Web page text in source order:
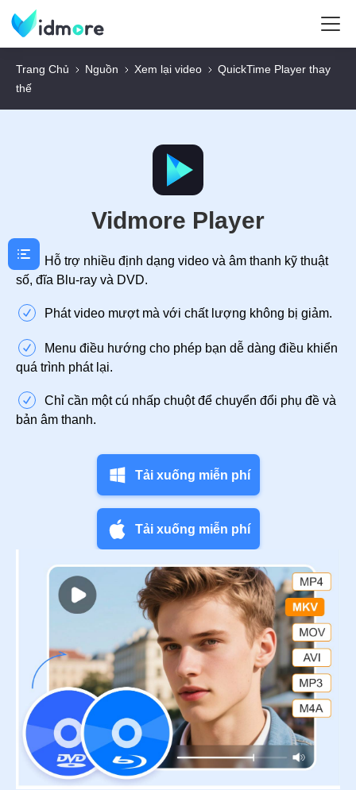
Trang Chủ Nguồn Xem lại video
QuickTime Player thay
thế
Vidmore Player
Hỗ trợ nhiều định dạng video và âm thanh kỹ thuật
số, đĩa Blu-ray và DVD.
Phát video mượt mà với chất lượng không bị giảm.
Menu điều hướng cho phép bạn dễ dàng điều khiển
quá trình phát lại.
Chỉ cần một cú nhấp chuột để chuyển đổi phụ đề và
bản âm thanh.
Tải xuống miễn phí
Tải xuống miễn phí